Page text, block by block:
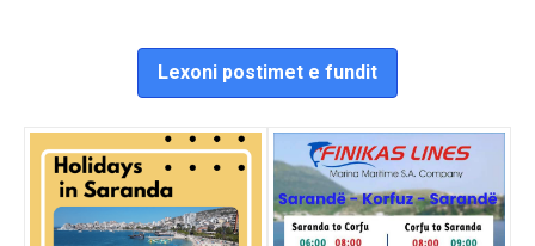
Lexoni postimet e fundit